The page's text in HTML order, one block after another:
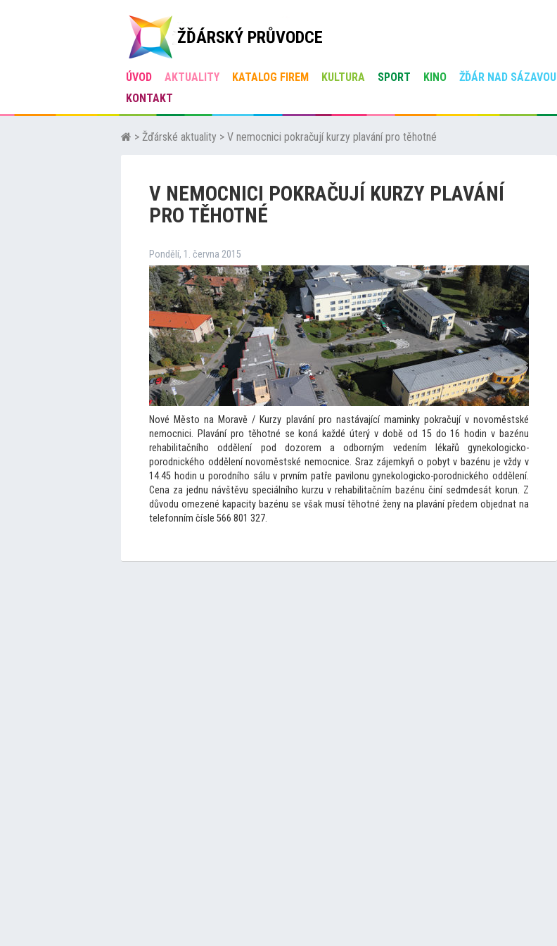
ŽĎÁRSKÝ PRŮVODCE
ÚVOD AKTUALITY KATALOG FIREM KULTURA SPORT KINO ŽĎÁR NAD SÁZAVOU
KONTAKT
> Žďárské aktuality > V nemocnici pokračují kurzy plavání pro těhotné
V NEMOCNICI POKRAČUJÍ KURZY PLAVÁNÍ
PRO TĚHOTNÉ
Pondělí, 1. června 2015
Nové Město na Moravě / Kurzy plavání pro nastávající maminky pokračují v novoměstské
nemocnici. Plavání pro těhotné se koná každé úterý v době od 15 do 16 hodin v bazénu
rehabilitačního oddělení pod dozorem a odborným vedením lékařů gynekologicko-
porodnického oddělení novoměstské nemocnice. Sraz zájemkyň o pobyt v bazénu je vždy v
14.45 hodin u porodního sálu v prvním patře pavilonu gynekologicko-porodnického oddělení.
Cena za jednu návštěvu speciálního kurzu v rehabilitačním bazénu činí sedmdesát korun. Z
důvodu omezené kapacity bazénu se však musí těhotné ženy na plavání předem objednat na
telefonním čísle 566 801 327.